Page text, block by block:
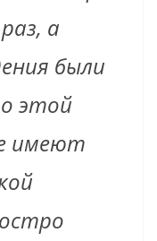
а
были
этой
имеют